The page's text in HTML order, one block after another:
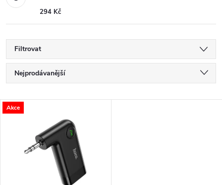
294 Kč
Filtrovat
Ř
a
Nejprodávanější
Nejdražší
Abecedně
V
Akce